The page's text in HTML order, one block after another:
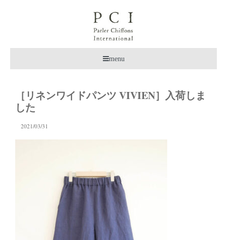
menu
［リネンワイドパンツ VIVIEN］入荷しま
した
2021/03/31